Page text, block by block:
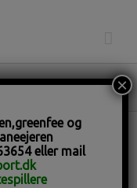
og
eller mail